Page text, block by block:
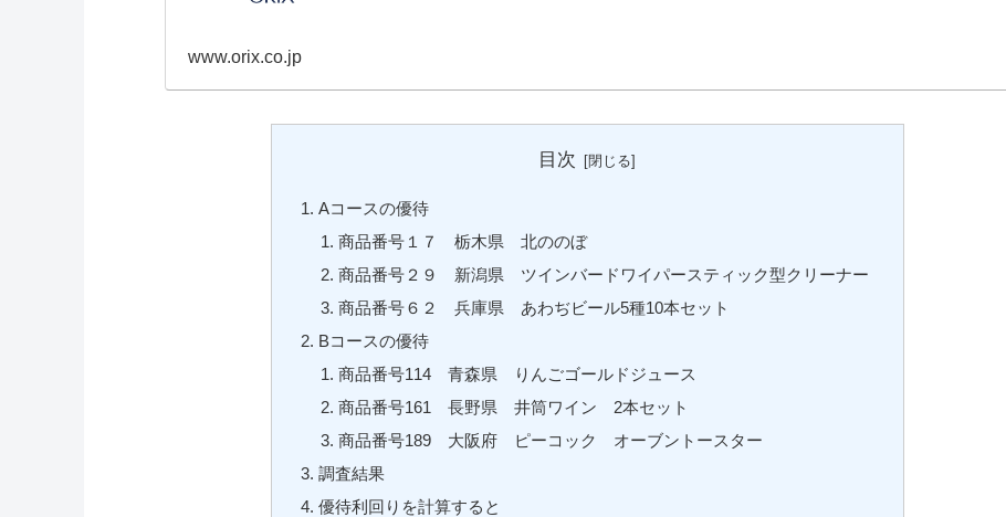
www.orix.co.jp
目次
Aコースの優待
商品番号１７ 栃木県 北ののぼ
商品番号２９ 新潟県 ツインバードワイパースティック型クリーナー
商品番号６２ 兵庫県 あわぢビール5種10本セット
Bコースの優待
商品番号114 青森県 りんごゴールドジュース
商品番号161 長野県 井筒ワイン 2本セット
商品番号189 大阪府 ピーコック オーブントースター
調査結果
優待利回りを計算すると